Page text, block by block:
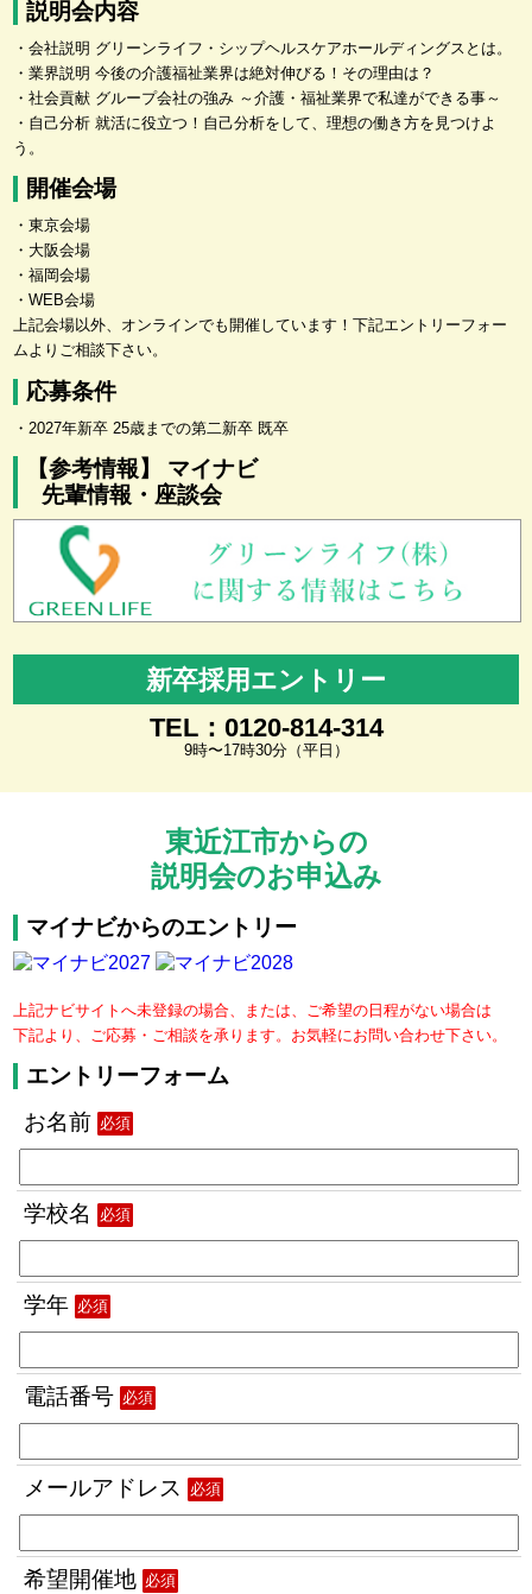
説明会内容
・会社説明 グリーンライフ・シップヘルスケアホールディングスとは。
・業界説明 今後の介護福祉業界は絶対伸びる！その理由は？
・社会貢献 グループ会社の強み ～介護・福祉業界で私達ができる事～
・自己分析 就活に役立つ！自己分析をして、理想の働き方を見つけよ
う。
開催会場
・東京会場
・大阪会場
・福岡会場
・WEB会場
上記会場以外、オンラインでも開催しています！下記エントリーフォー
ムよりご相談下さい。
応募条件
・2027年新卒 25歳までの第二新卒 既卒
【参考情報】 マイナビ
先輩情報・座談会
新卒採用エントリー
TEL：0120-814-314
9時〜17時30分（平日）
東近江市からの
説明会のお申込み
マイナビからのエントリー
上記ナビサイトへ未登録の場合、または、ご希望の日程がない場合は
下記より、ご応募・ご相談を承ります。お気軽にお問い合わせ下さい。
エントリーフォーム
お名前 必須
学校名 必須
学年 必須
電話番号 必須
メールアドレス 必須
希望開催地 必須